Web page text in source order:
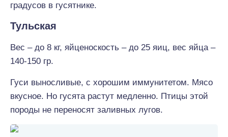
градусов в гусятнике.
Тульская
Вес – до 8 кг, яйценоскость – до 25 яиц, вес яйца –
140-150 гр.
Гуси выносливые, с хорошим иммунитетом. Мясо
вкусное. Но гусята растут медленно. Птицы этой
породы не переносят заливных лугов.